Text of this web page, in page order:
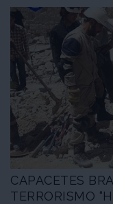
interrogações se
deste mercenário
serviços secretos,
grupos terroristas.
CAPACETES
TERRORISMO